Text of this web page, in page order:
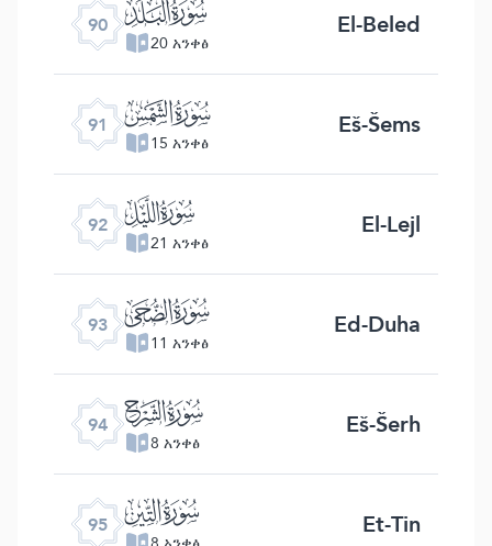
90 ﰇ
20 አንቀፅ El-Beled
91 ﰈ
15 አንቀፅ Eš-Šems
92 ﰉ
21 አንቀፅ El-Lejl
93 ﰊ
11 አንቀፅ Ed-Duha
94 ﰋ
8 አንቀፅ Eš-Šerh
95 ﰌ Et-Tin